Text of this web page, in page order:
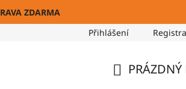
ZDARMA
Přihlášení